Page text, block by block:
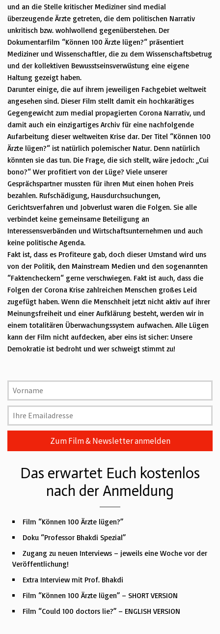
und an die Stelle kritischer Mediziner sind medial
überzeugende Ärzte getreten, die dem politischen Narrativ
unkritisch bzw. wohlwollend gegenüberstehen. Der
Dokumentarfilm “Können 100 Ärzte lügen?“ präsentiert
Mediziner und Wissenschaftler, die zu dem Wissenschaftsbetrug
und der kollektiven Bewusstseinsverwüstung eine eigene
Haltung gezeigt haben.
Darunter einige, die auf ihrem jeweiligen Fachgebiet weltweit
angesehen sind. Dieser Film stellt damit ein hochkarätiges
Gegengewicht zum medial propagierten Corona Narrativ, und
damit auch ein einzigartiges Archiv für eine nachfolgende
Aufarbeitung dieser weltweiten Krise dar. Der Titel “Können 100
Ärzte lügen?“ ist natürlich polemischer Natur. Denn natürlich
könnten sie das tun. Die Frage, die sich stellt, wäre jedoch: „Cui
bono?“ Wer profitiert von der Lüge? Viele unserer
Gesprächspartner mussten für ihren Mut einen hohen Preis
bezahlen. Rufschädigung, Hausdurchsuchungen,
Gerichtsverfahren und Jobverlust waren die Folgen. Sie alle
verbindet keine gemeinsame Beteiligung an
Interessensverbänden und Wirtschaftsunternehmen und auch
keine politische Agenda.
Fakt ist, dass es Profiteure gab, doch dieser Umstand wird uns
von der Politik, den Mainstream Medien und den sogenannten
“Faktencheckern“ gerne verschwiegen. Fakt ist auch, dass die
Folgen der Corona Krise zahlreichen Menschen großes Leid
zugefügt haben. Wenn die Menschheit jetzt nicht aktiv auf ihrer
Meinungsfreiheit und einer Aufklärung besteht, werden wir in
einem totalitären Überwachungssystem aufwachen. Alle Lügen
kann der Film nicht aufdecken, aber eins ist sicher: Unsere
Demokratie ist bedroht und wer schweigt stimmt zu!
Das erwartet Euch kostenlos
nach der Anmeldung
Film “Können 100 Ärzte lügen?”
Doku “Professor Bhakdi Spezial”
Zugang zu neuen Interviews – jeweils eine Woche vor der
Veröffentlichung!
Extra Interview mit Prof. Bhakdi
Film “Können 100 Ärzte lügen” – SHORT VERSION
Film “Could 100 doctors lie?” – ENGLISH VERSION